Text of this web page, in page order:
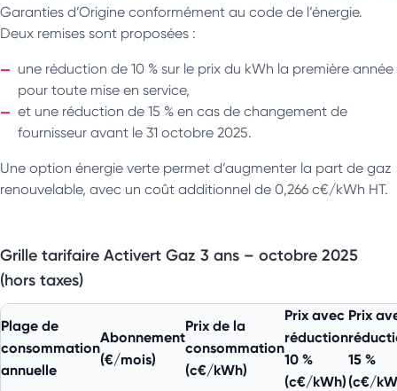
Garanties d’Origine conformément au code de l’énergie.
Deux remises sont proposées :
une réduction de 10 % sur le prix du kWh la première année
pour toute mise en service,
et une réduction de 15 % en cas de changement de
fournisseur avant le 31 octobre 2025.
Une option énergie verte permet d’augmenter la part de gaz
renouvelable, avec un coût additionnel de 0,266 c€/kWh HT.
Grille tarifaire Activert Gaz 3 ans – octobre 2025
(hors taxes)
Plage de
consommation
annuelle
Abonnement
(€/mois)
Prix de la
consommation
(c€/kWh)
Prix avec
réduction
10 %
(c€/kWh)
Prix
15 %
(c€/